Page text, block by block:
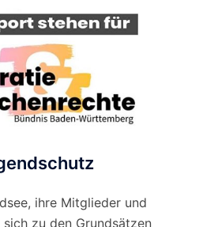
ihre Mitglieder und
zu den Grundsätzen